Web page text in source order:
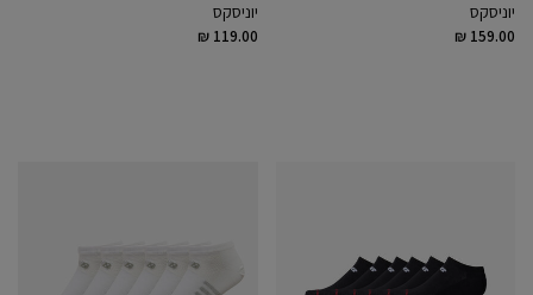
יוניסקס
₪ 159.00
יוניסקס
₪ 119.00